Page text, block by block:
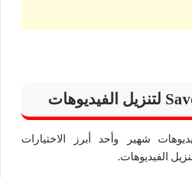
شهير وأحد أبرز الاختيارات
الفيديوهات.